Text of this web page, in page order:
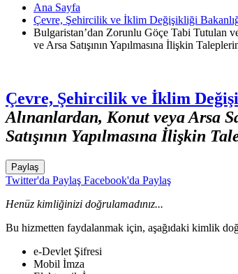
Ana Sayfa
Çevre, Şehircilik ve İklim Değişikliği
Bulgaristan’dan Zorunlu Göçe Tabi Tutulan
ve Arsa Satışının Yapılmasına İlişkin
Çevre, Şehircilik ve İklim
Alınanlardan, Konut veya Arsa
Satışının Yapılmasına İlişkin
Paylaş
Twitter'da Paylaş Facebook'da Paylaş
Henüz kimliğinizi doğrulamadınız...
Bu hizmetten faydalanmak için, aşağıdaki kimlik
e-Devlet Şifresi
Mobil İmza